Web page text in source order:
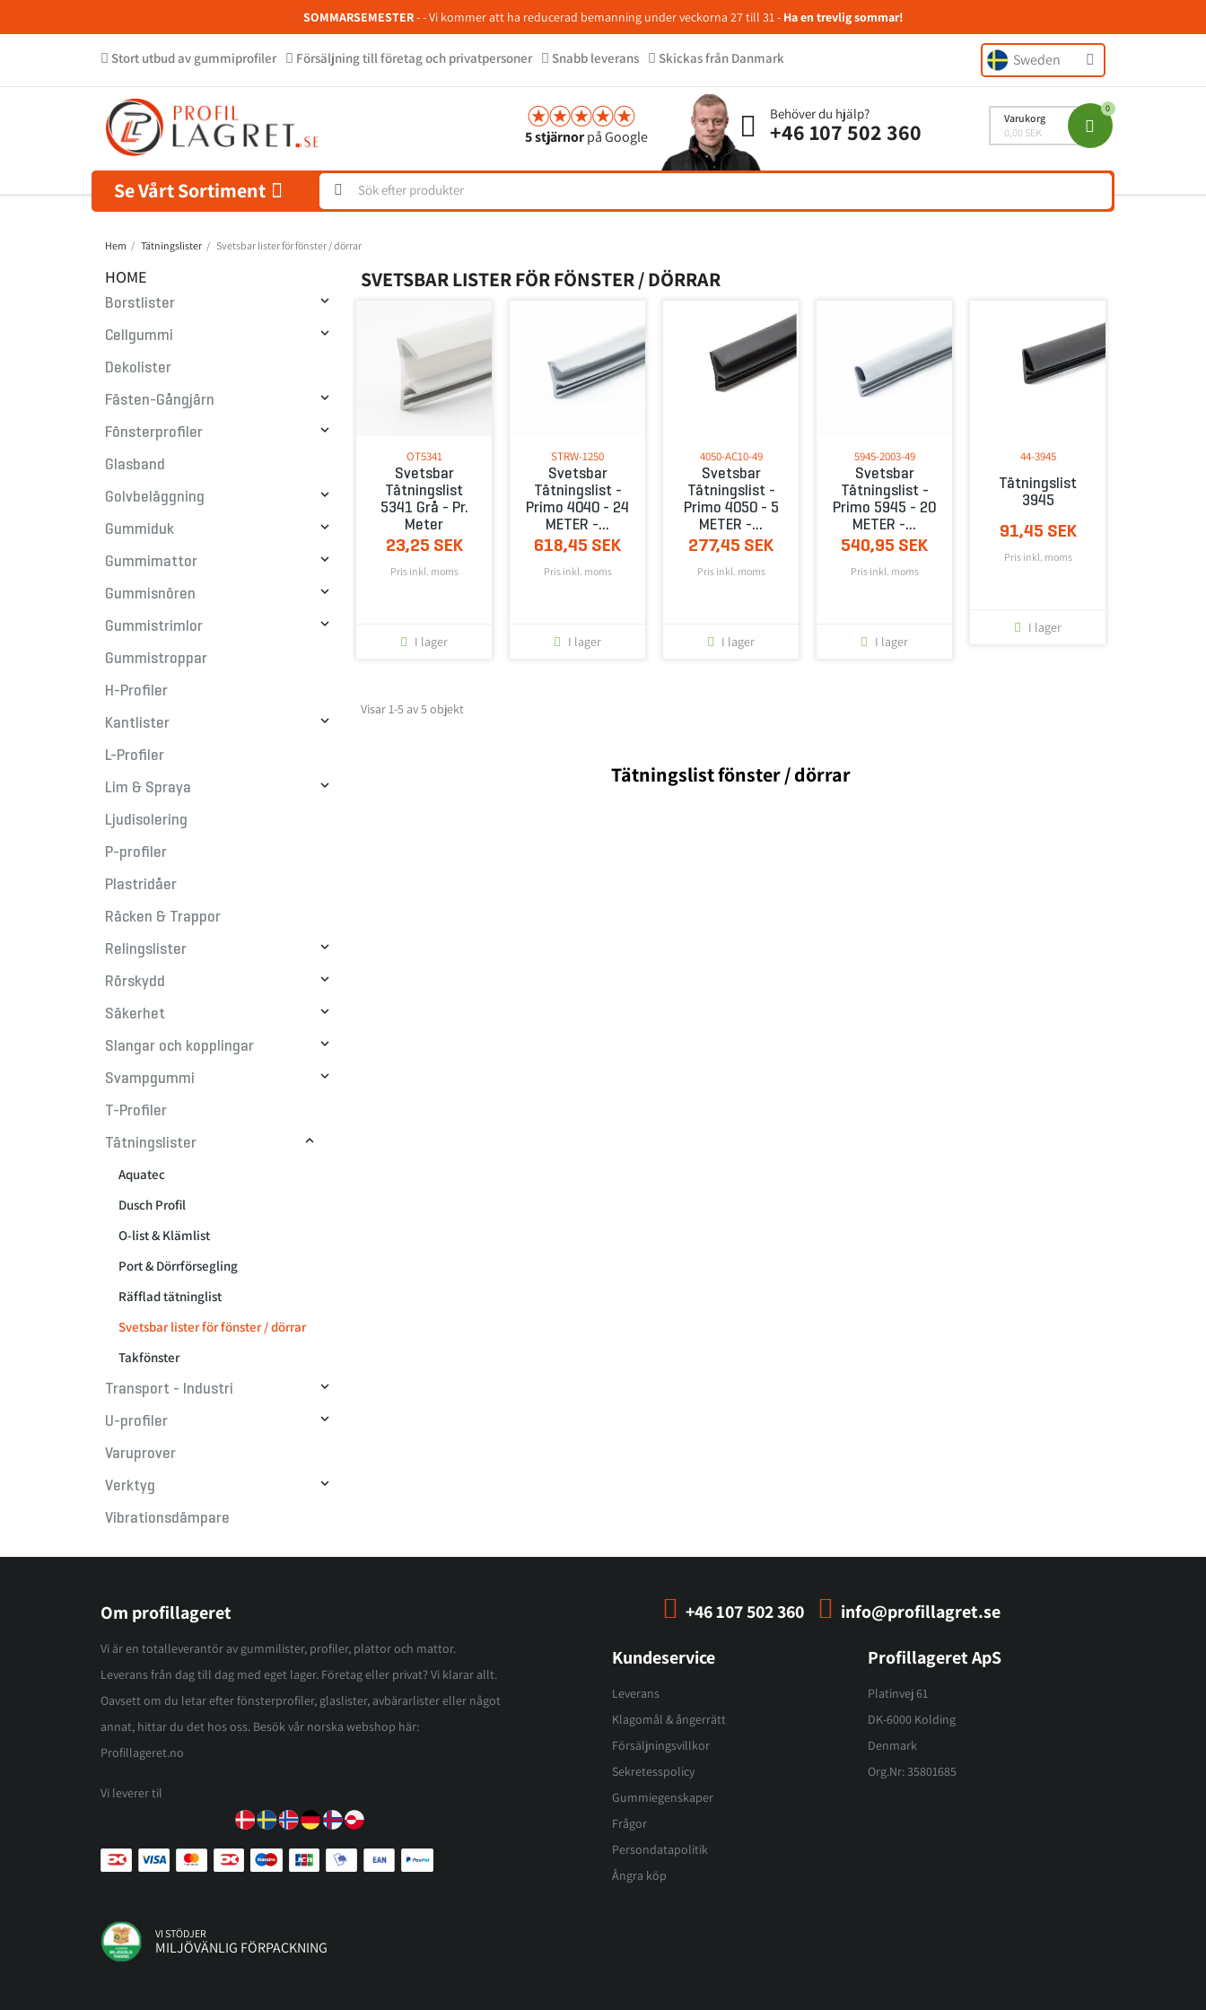
SOMMARSEMESTER- - Vi kommer att ha reducerad bemanning under veckorna 27 till 31 - Ha en trevlig sommar!
Stort utbud av gummiprofiler Försäljning till företag och privatpersoner Snabb leverans Skickas från Danmark Sweden
5 stjärnorpå Google
Behöver du hjälp?
+46 107 502 360
Varukorg
0,00 SEK
Se Vårt Sortiment
Hem Tätningslister Svetsbar lister för fönster / dörrar
HOME
Borstlister 
Cellgummi 
Dekolister
Fästen-Gångjärn

Fönsterprofiler 
Glasband
Golvbeläggning

Gummiduk 
Gummimattor 
Gummisnören 
Gummistrimlor 
Gummistroppar
H-Profiler
Kantlister

L-Profiler
Lim & Spraya

Ljudisolering
P-profiler
Plastridåer
Räcken & Trappor
Relingslister

Rörskydd 
Säkerhet 
Slangar och kopplingar 
Svampgummi 
T-Profiler
Tätningslister

Aquatec
Dusch Profil
O-list & Klämlist
Port & Dörrförsegling
Räfflad tätninglist
Svetsbar lister för fönster / dörrar
Takfönster
Transport - Industri 
U-profiler 
Varuprover
Verktyg

Vibrationsdämpare
SVETSBAR LISTER FÖR FÖNSTER / DÖRRAR
OT5341
Svetsbar
Tätningslist
5341 Grå - Pr.
Meter
23,25 SEK
Pris inkl. moms
I lager
STRW-1250
Svetsbar
Tätningslist -
Primo 4040 - 24
METER -...
618,45 SEK
Pris inkl. moms
I lager
4050-AC10-49
Svetsbar
Tätningslist -
Primo 4050 - 5
METER -...
277,45 SEK
Pris inkl. moms
I lager
5945-2003-49
Svetsbar
Tätningslist -
Primo 5945 - 20
METER -...
540,95 SEK
Pris inkl. moms
I lager
44-3945
Tätningslist
3945
91,45 SEK
Pris inkl. moms
I lager
Visar 1-5 av 5 objekt
Tätningslist fönster / dörrar
+46 107 502 360 info@profillagret.se
Om profillageret
Vi är en totalleverantör av gummilister, profiler, plattor och mattor.
Leverans från dag till dag med eget lager. Företag eller privat? Vi klarar allt.
Oavsett om du letar efter fönsterprofiler, glaslister, avbärarlister eller något
annat, hittar du det hos oss. Besök vår norska webshop här:
Profillageret.no
Vi leverer til
Kundeservice
Leverans
Klagomål & ångerrätt
Försäljningsvillkor
Sekretesspolicy
Gummiegenskaper
Frågor
Persondatapolitik
Ångra köp
Profillageret ApS
Platinvej 61
DK-6000 Kolding
Denmark
Org.Nr: 35801685
VI STÖDJER
MILJÖVÄNLIG FÖRPACKNING